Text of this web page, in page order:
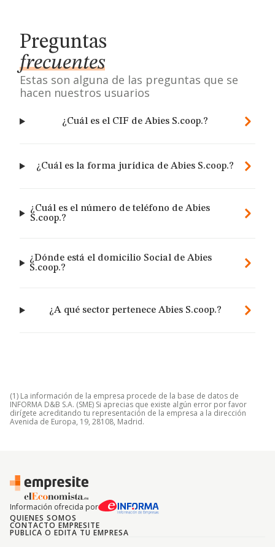
Preguntas
frecuentes
Estas son alguna de las preguntas que se
hacen nuestros usuarios
¿Cuál es el CIF de Abies S.coop.?
¿Cuál es la forma jurídica de Abies S.coop.?
¿Cuál es el número de teléfono de Abies
S.coop.?
¿Dónde está el domicilio Social de Abies
S.coop.?
¿A qué sector pertenece Abies S.coop.?
(1) La información de la empresa procede de la base de datos de
INFORMA D&B S.A. (SME) Si aprecias que existe algún error por favor
dirígete acreditando tu representación de la empresa a la dirección
Avenida de Europa, 19, 28108, Madrid.
Información ofrecida por
QUIENES SOMOS
CONTACTO EMPRESITE
PUBLICA O EDITA TU EMPRESA